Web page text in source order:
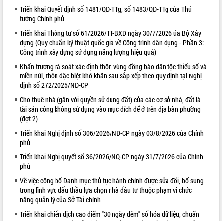
VIDEO
Lễ truy tặng danh hiệu “Bà Mẹ Việt
Nam Anh hùng” và trao Huân chương
Lao động
UBND tỉnh Đắk Lắk triển khai nhiệm
vụ 6 tháng cuối năm 2026
Kỳ họp thứ Hai, Hội đồng nhân dân
tỉnh khóa XI quyết nghị nhiều nội dung
quan trọng
Bí thư Tỉnh ủy Lương Nguyễn Minh
cách mạng
ALBUM ẢNH
Triển khai Quyết định số 1481/QĐ-TTg, số 1483/QĐ-TTg của Thủ
tướng Chính phủ
Triển khai Thông tư số 61/2026/TT-BXD ngày 30/7/2026 ủa Bộ Xây
dựng (Quy chuẩn kỹ thuật quốc gia về Công trình dân dụng - Phần 3:
Công trình xây dựng sử dụng năng lượng hiệu quả)
Khẩn trương rà soát xác định thôn vùng đồng bào dân tộc thiểu số và
miền núi, thôn đặc biệt khó khăn sau sắp xếp theo quy định tại Nghị
định số 272/2025/NĐ-CP
Cho thuê nhà (gắn với quyền sử dụng đất) của các cơ sở nhà, đất là
tài sản công không sử dụng vào mục đích để ở trên địa bàn phường
(đợt 2)
Triển khai Nghị định số 306/2026/NĐ-CP ngày 03/8/2026 của Chính
phủ
Triển khai Nghị quyết số 36/2026/NQ-CP ngày 31/7/2026 của Chính
phủ
Về việc công bố Danh mục thủ tục hành chính được sửa đổi, bổ sung
trong lĩnh vực đấu thầu lựa chọn nhà đầu tư thuộc phạm vi chức
năng quản lý của Sở Tài chính
Triển khai chiến dịch cao điểm "30 ngày đêm" số hóa dữ liệu, chuẩn